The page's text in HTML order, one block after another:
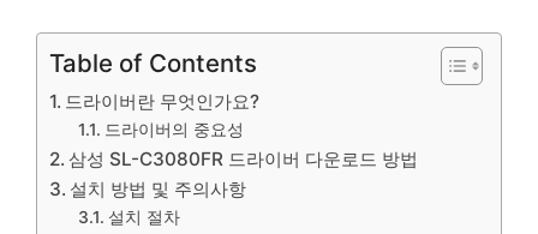
Table of Contents
드라이버란 무엇인가요?
드라이버의 중요성
삼성 SL-C3080FR 드라이버 다운로드 방법
설치 방법 및 주의사항
설치 절차